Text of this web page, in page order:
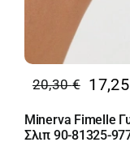
20,30€
Original
price
was:
17,25
Η
τρέχουσα
τιμή
Minerva Fimelle
Σλιπ 90-81325-